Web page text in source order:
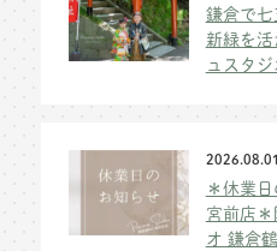
鎌倉で
新緑を
ュスタ
2026.08.01
＊休業
宮前店
オ 鎌倉